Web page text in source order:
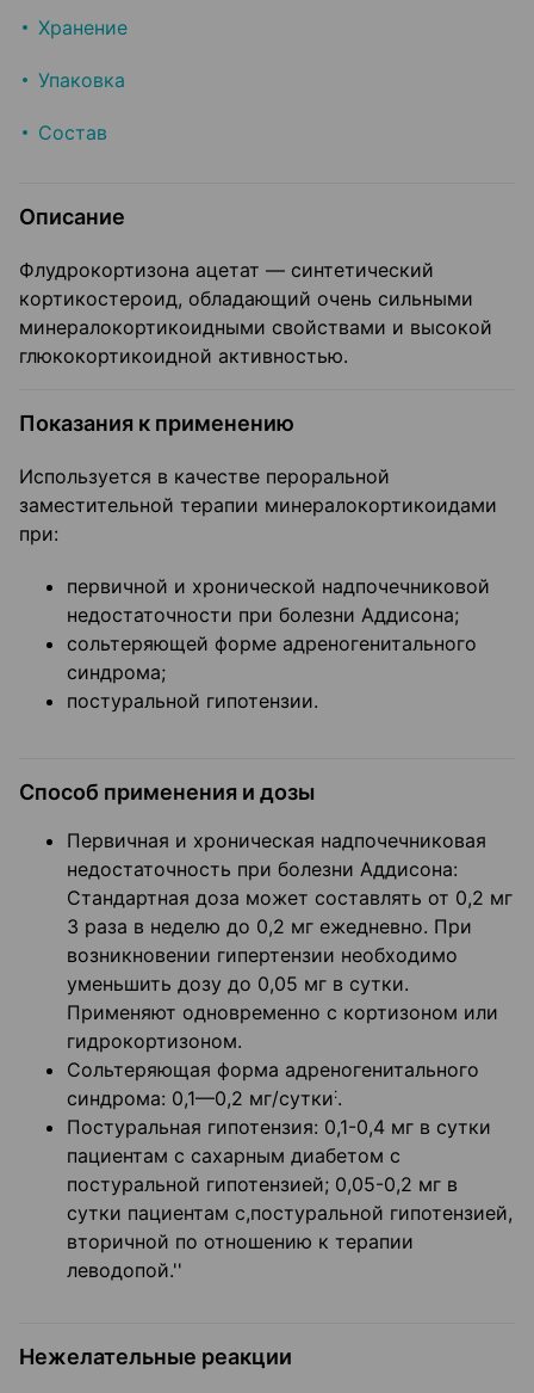
Хранение
Упаковка
Состав
Описание
Флудрокортизона ацетат — синтетический
кортикостероид, обладающий очень сильными
минералокортикоидными свойствами и высокой
глюкокортикоидной активностью.
Показания к применению
Используется в качестве пероральной
заместительной терапии минералокортикоидами
при:
первичной и хронической надпочечниковой
недостаточности при болезни Аддисона;
сольтеряющей форме адреногенитального
синдрома;
постуральной гипотензии.
Способ применения и дозы
Первичная и хроническая надпочечниковая
недостаточность при болезни Аддисона:
Стандартная доза может составлять от 0,2 мг
3 раза в неделю до 0,2 мг ежедневно. При
возникновении гипертензии необходимо
уменьшить дозу до 0,05 мг в сутки.
Применяют одновременно с кортизоном или
гидрокортизоном.
Сольтеряющая форма адреногенитального
синдрома: 0,1—0,2 мг/сутки:.
Постуральная гипотензия: 0,1-0,4 мг в сутки
пациентам с сахарным диабетом с
постуральной гипотензией; 0,05-0,2 мг в
сутки пациентам с,постуральной гипотензией,
вторичной по отношению к терапии
леводопой.''
Нежелательные реакции